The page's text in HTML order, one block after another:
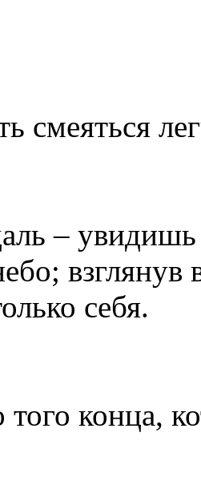
смеяться
–
взглянув
себя.
того конца,